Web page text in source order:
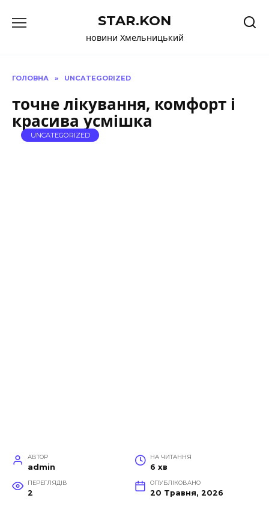
до
STAR.KON
новини Хмельницький
ГОЛОВНА » UNCATEGORIZED
точне лікування, комфорт і
красива усмішка
UNCATEGORIZED
АВТОР
admin
НА ЧИТАННЯ
6 хв
ПЕРЕГЛЯДІВ
2
ОПУБЛІКОВАНО
20 Травня, 2026